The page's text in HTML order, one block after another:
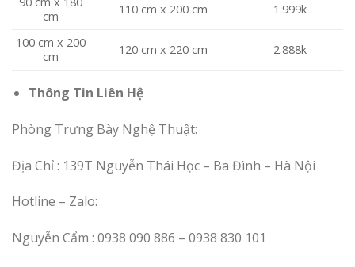
cm
110 cm x 200 cm 1.999k
100 cm x 200
cm
120 cm x 220 cm 2.888k
Thông Tin Liên Hệ
Phòng Trưng Bày Nghệ Thuật:
Địa Chỉ : 139T Nguyễn Thái Học – Ba Đình – Hà Nội
Hotline – Zalo:
Nguyễn Cẩm : 0938 090 886 – 0938 830 101